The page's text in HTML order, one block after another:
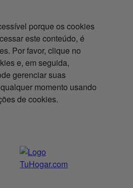
porque os cookies
este conteúdo, é
Por favor, clique no
e, em seguida,
gerenciar suas
momento usando
de cookies.